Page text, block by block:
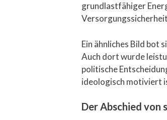
grundlastfähiger
Ein ähnliches Bild bot
Auch dort wurde
politische
ideologisch motiviert
Der Abschied von